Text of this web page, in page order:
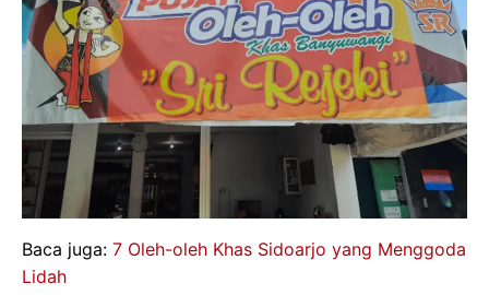
Baca juga: 7 Oleh-oleh Khas Sidoarjo yang Menggoda
Lidah